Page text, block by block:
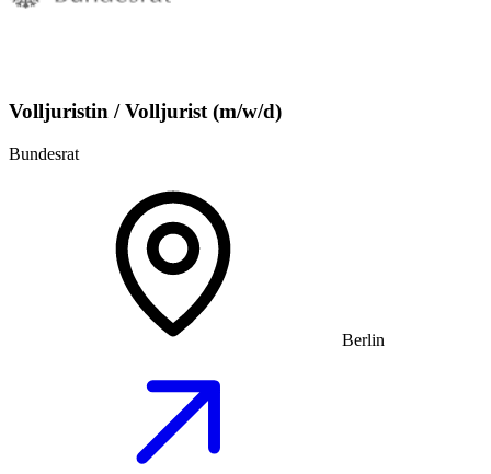
Volljuristin / Volljurist (m/w/d)
Bundesrat
Berlin